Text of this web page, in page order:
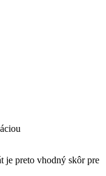
je preto vhodný skôr pre